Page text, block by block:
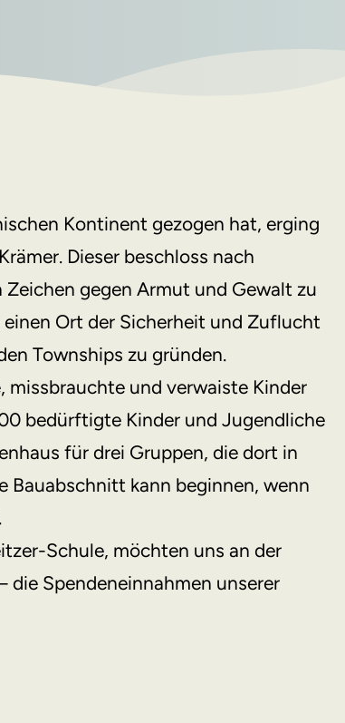
Kontinent gezogen hat, erging
Dieser beschloss nach
gegen Armut und Gewalt zu
Ort der Sicherheit und Zuflucht
Townships zu gründen.
missbrauchte und verwaiste Kinder
bedürftigte Kinder und Jugendliche
für drei Gruppen, die dort in
Bauabschnitt kann beginnen, wenn
Schule, möchten uns an der
Spendeneinnahmen unserer